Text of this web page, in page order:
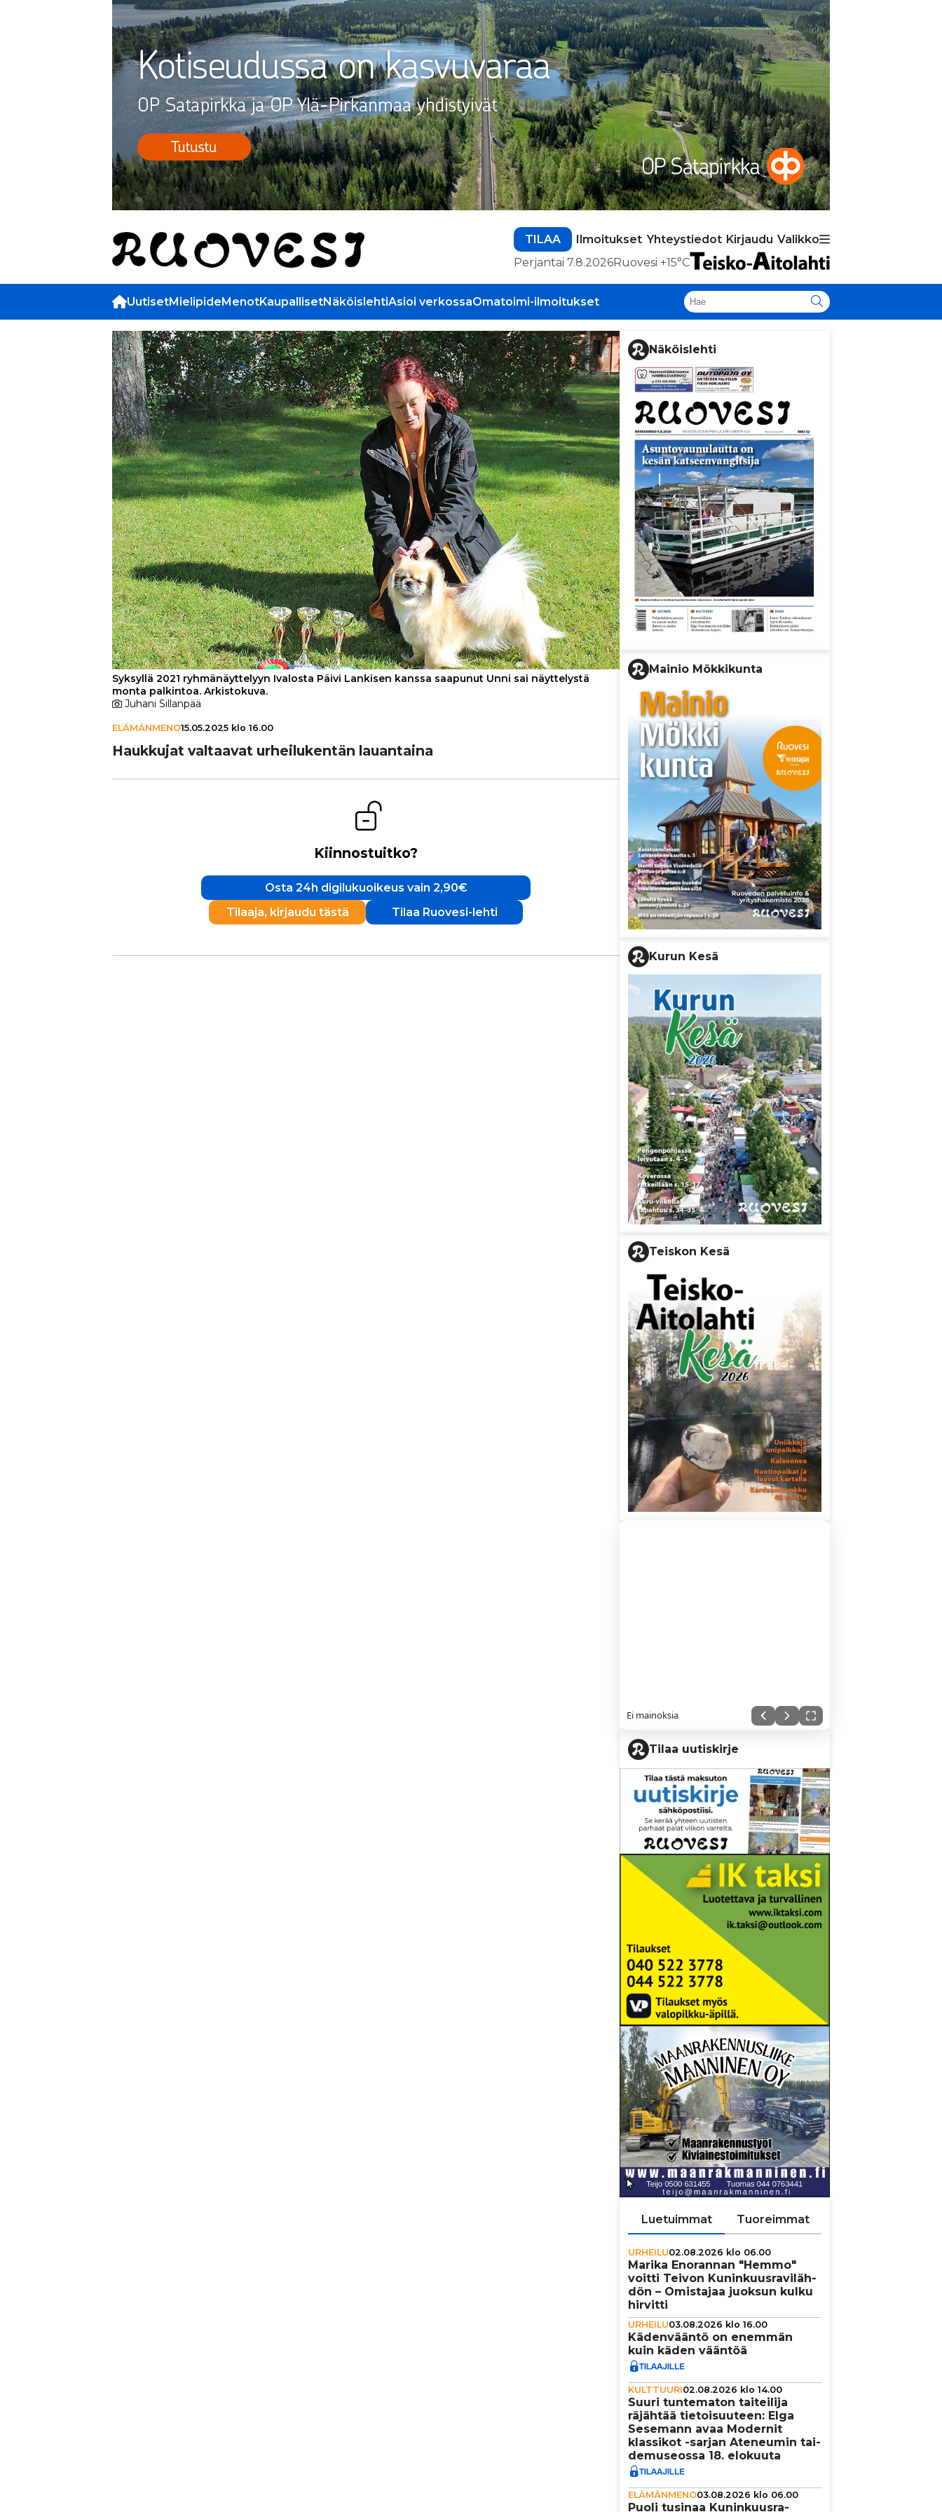
TILAA Ilmoitukset Yhteystiedot Kirjaudu Valikko
Perjantai 7.8.2026Ruovesi +15°C
UutisetMielipideMenotKaupallisetNäköislehtiAsioi verkossaOmatoimi-ilmoitukset
Syksyllä 2021 ryhmänäyttelyyn Ivalosta Päivi Lankisen kanssa saapunut Unni sai näyttelystä
monta palkintoa. Arkistokuva.
Juhani Sillanpää
ELÄMÄNMENO15.05.2025 klo 16.00
Haukkujat valtaavat urhei­lu­ken­tän lau­an­taina
Kiinnostuitko?
Osta 24h digilukuoikeus vain 2,90€
Tilaaja, kirjaudu tästä
Tilaa Ruovesi-lehti
Näköislehti
Mainio Mökkikunta
Kurun Kesä
Teiskon Kesä
Ei mainoksia
Tilaa uutiskirje
Luetuimmat Tuoreimmat
URHEILU02.08.2026 klo 06.00
Marika Enorannan "Hemmo"
voitti Teivon Kunin­kuus­ra­vi­läh­
dön – Omistajaa juoksun kulku
hirvitti
URHEILU03.08.2026 klo 16.00
Käden­vääntö on enemmän
kuin käden vääntöä
KULTTUURI02.08.2026 klo 14.00
Suuri tun­te­ma­ton tai­tei­lija
räjähtää tie­toi­suu­teen: Elga
Sesemann avaa Modernit
klassikot -sarjan Ateneumin tai­
de­mu­se­ossa 18. elokuuta
ELÄMÄNMENO03.08.2026 klo 06.00
Puoli tusinaa Kunin­kuus­ra­